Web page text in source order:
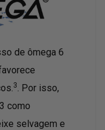
de ômega 6
3. Por isso,
como
selvagem e